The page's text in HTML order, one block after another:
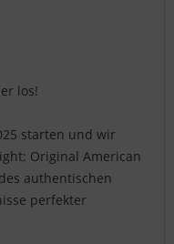
los!
starten und wir
Original American
authentischen
perfekter